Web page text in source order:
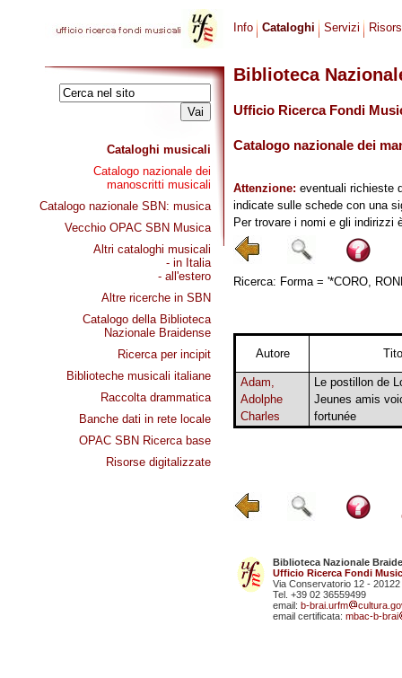
Cataloghi musicali
Catalogo nazionale dei
manoscritti musicali
Catalogo nazionale SBN: musica
Vecchio OPAC SBN Musica
Altri cataloghi musicali
- in Italia
- all'estero
Altre ricerche in SBN
Catalogo della Biblioteca
Nazionale Braidense
Ricerca per incipit
Biblioteche musicali italiane
Raccolta drammatica
Banche dati in rete locale
OPAC SBN Ricerca base
Risorse digitalizzate
Info Cataloghi Servizi
Biblioteca
Ufficio Ricerca Fondi
Catalogo nazionale dei
Attenzione: eventuali richieste
indicate sulle schede con una
Per trovare i nomi e gli indirizzi
Ricerca: Forma = '*CORO,
Autore
Adam,
Adolphe
Charles
Le postillon de
Jeunes amis
fortunée
Biblioteca Nazionale
Ufficio Ricerca Fondi
Via Conservatorio 12 - 20122
Tel. +39 02 36559499
email: b-brai.urfm
email certificata: mbac-b-brai